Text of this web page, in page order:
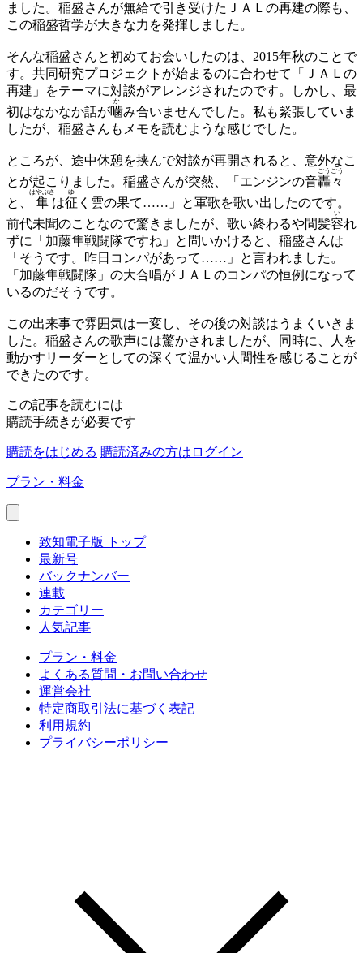
ました。稲盛さんが無給で引き受けたＪＡＬの再建の際も、
この稲盛哲学が大きな力を発揮しました。
そんな稲盛さんと初めてお会いしたのは、2015年秋のことで
す。共同研究プロジェクトが始まるのに合わせて「ＪＡＬの
再建」をテーマに対談がアレンジされたのです。しかし、最
初はなかなか話が噛
か
み合いませんでした。私も緊張していま
したが、稲盛さんもメモを読むような感じでした。
ところが、途中休憩を挟んで対談が再開されると、意外なこ
とが起こりました。稲盛さんが突然、「エンジンの音轟々
ごうごう
と、 隼
はやぶさ
は征
ゆ
く雲の果て……」と軍歌を歌い出したのです。
前代未聞のことなので驚きましたが、歌い終わるや間髪容
い
れ
ずに「加藤隼戦闘隊ですね」と問いかけると、稲盛さんは
「そうです。昨日コンパがあって……」と言われました。
「加藤隼戦闘隊」の大合唱がＪＡＬのコンパの恒例になって
いるのだそうです。
この出来事で雰囲気は一変し、その後の対談はうまくいきま
した。稲盛さんの歌声には驚かされましたが、同時に、人を
動かすリーダーとしての深くて温かい人間性を感じることが
できたのです。
この記事を読むには
購読手続きが必要です
購読をはじめる 購読済みの方はログイン
プラン・料金
致知電子版 トップ
最新号
バックナンバー
連載
カテゴリー
人気記事
プラン・料金
よくある質問・お問い合わせ
運営会社
特定商取引法に基づく表記
利用規約
プライバシーポリシー